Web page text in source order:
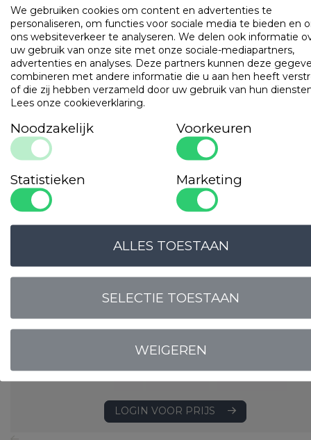
OMSCHRIJVING UITVOERINGEN
Dekbedset bestaande uit een zomer- en een herfstdekbed
gevuld met ganzendons en ganzenveertjes en met een
perkal-katoen.
Populaire
Gilder Synthetisch Superior
Art. VADBG42TH
LOGIN VOOR PRIJS
We gebruiken cookies om content en advertenties te
personaliseren, om functies voor sociale media te bieden en
ons websiteverkeer te analyseren. We delen ook informatie
uw gebruik van onze site met onze sociale-mediapartners,
advertenties en analyses. Deze partners kunnen deze
combineren met andere informatie die u aan hen heeft
of die zij hebben verzameld door uw gebruik van hun
Lees onze cookieverklaring.
Noodzakelijk Voorkeuren
Statistieken Marketing
WEIGEREN
SELECTIE TOESTAAN
ALLES TOESTAAN